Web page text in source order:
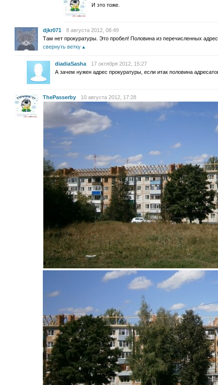
И это тоже.
djkr071
8 августа 2012, 08:49
Там нет прокуратуры. Это пробел! Половина из перечисленных
свернуть ветку
diadiaSasha
17 октября 2012, 15:27
А зачем нужен адрес прокуратуры, если итак половина
ThePasserby 10 августа 2012, 17:28